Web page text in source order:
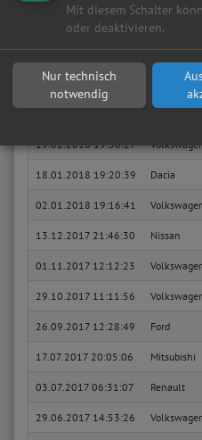
18.05.2018 17:51:44 Volkswagen
03.04.2018 09:32:44
Sie suchen in Herdecke eine
19.02.2018 19:50:27
18.01.2018 19:20:39 Dacia
02.01.2018 19:16:41
13.12.2017 21:46:30 Nissan
01.11.2017 12:12:23
29.10.2017 11:11:56
26.09.2017 12:28:49 Ford
17.07.2017 20:05:06 Mitsubishi
03.07.2017 06:31:07 Renault
29.06.2017 14:53:26
Mit diesem Schalter
oder deaktivieren.
Nur technisch
notwendig